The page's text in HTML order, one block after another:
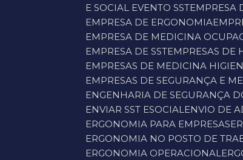
E SOCIAL EVENTO SST
EMPRESA DE ERGONOMIA
EMPRESA DE MEDICINA
EMPRESA DE SST EMPRESAS
EMPRESAS DE MEDICINA
EMPRESAS DE SEGURANÇA E
ENGENHARIA DE SEGURANÇA
ENVIAR SST ESOCIAL ENVIO DE
ERGONOMIA PARA EMPRESAS
ERGONOMIA NO POSTO DE
ERGONOMIA OPERACIONAL